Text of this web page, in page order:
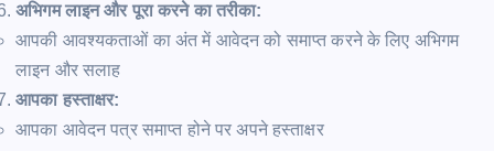
अभिगम लाइन और पूरा करने का तरीका:
आपकी आवश्यकताओं का अंत में आवेदन को समाप्त करने के लिए अभिगम
लाइन और सलाह
आपका हस्ताक्षर:
आपका आवेदन पत्र समाप्त होने पर अपने हस्ताक्षर